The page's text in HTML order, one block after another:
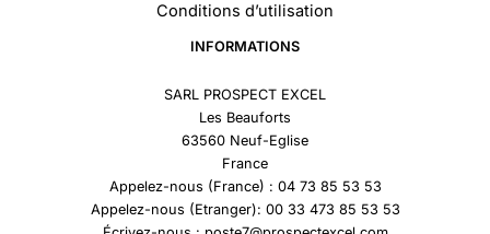
Conditions d’utilisation
INFORMATIONS
SARL PROSPECT EXCEL
Les Beauforts
63560 Neuf-Eglise
France
Appelez-nous (France) : 04 73 85 53 53
Appelez-nous (Etranger): 00 33 473 85 53 53